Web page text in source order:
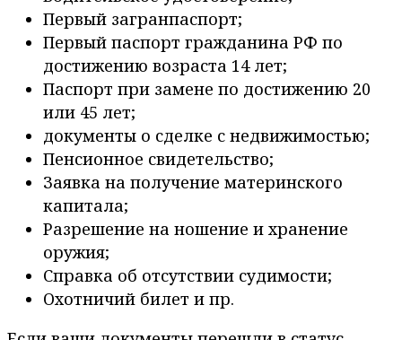
Первый загранпаспорт;
Первый паспорт гражданина РФ по
достижению возраста 14 лет;
Паспорт при замене по достижению 20
или 45 лет;
документы о сделке с недвижимостью;
Пенсионное свидетельство;
Заявка на получение материнского
капитала;
Разрешение на ношение и хранение
оружия;
Справка об отсутствии судимости;
Охотничий билет и пр.